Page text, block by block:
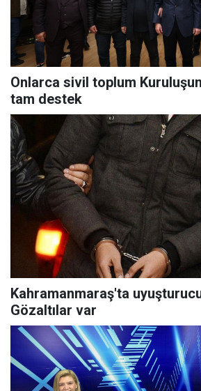
Onlarca sivil toplum
tam destek
Kahramanmaraş'ta
Gözaltılar var